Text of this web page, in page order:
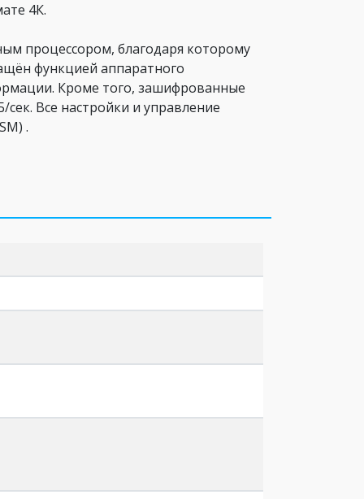
4К.
процессором, благодаря которому
функцией аппаратного
Кроме того, зашифрованные
Все настройки и управление
.